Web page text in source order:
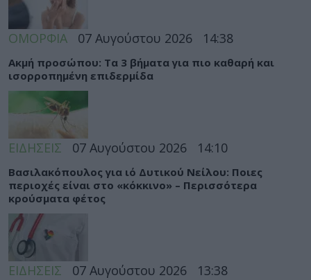
ΟΜΟΡΦΙΑ 07 Αυγούστου 2026 14:38
Ακμή προσώπου: Τα 3 βήματα για πιο καθαρή και
ισορροπημένη επιδερμίδα
ΕΙΔΗΣΕΙΣ 07 Αυγούστου 2026 14:10
Βασιλακόπουλος για ιό Δυτικού Νείλου: Ποιες
περιοχές είναι στο «κόκκινο» – Περισσότερα
κρούσματα φέτος
ΕΙΔΗΣΕΙΣ 07 Αυγούστου 2026 13:38